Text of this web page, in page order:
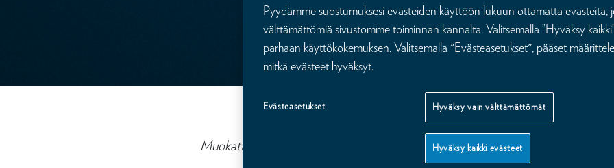
Muokattu 25.11.2024
Pyydämme suostumuksesi evästeiden käyttöön lukuun ottamatta evästeitä,
välttämättömiä sivustomme toiminnan kannalta. Valitsemalla ”Hyväksy
parhaan käyttökokemuksen. Valitsemalla "Evästeasetukset", pääset
mitkä evästeet hyväksyt.
Hyväksy vain välttämättömät
Hyväksy kaikki evästeet
Evästeasetukset